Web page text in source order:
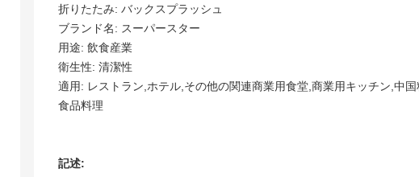
折りたたみ: バックスプラッシュ
ブランド名: スーパースター
用途: 飲食産業
衛生性: 清潔性
適用: レストラン,ホテル,その他の関連商業用食堂,商業用キッチン,中国
食品料理
記述: